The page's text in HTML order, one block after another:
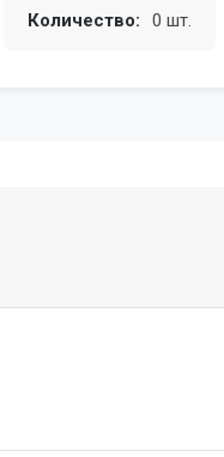
Количество: 0 шт.